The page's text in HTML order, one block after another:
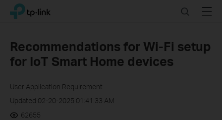
Click
navigation
bar
TP-Link, Reliably Smart SearchMenu
Recommendations for Wi-Fi setup
for IoT Smart Home devices
User Application Requirement
Updated 02-20-2025 01:41:33 AM
62655